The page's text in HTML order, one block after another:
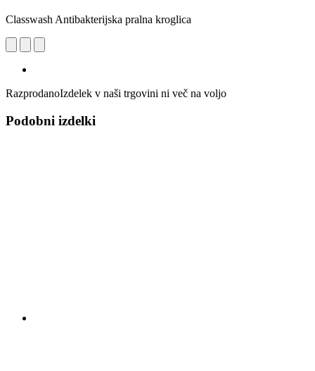
Classwash Antibakterijska pralna kroglica
RazprodanoIzdelek v naši trgovini ni več na voljo
Podobni izdelki